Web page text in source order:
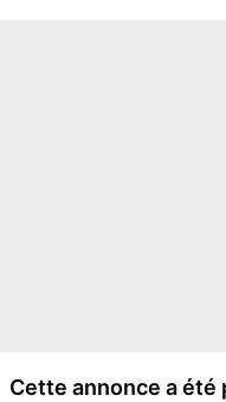
Cette annonce a été